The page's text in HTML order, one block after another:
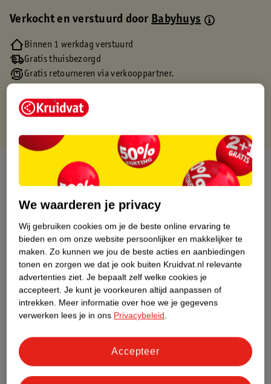
Verkocht en verstuurd doorBabyhuys
Binnen 1 werkdag verstuurd
Gratis thuisbezorgd
Gratis retourneren via verkooppartner.
Over dit product
Nature Impact Score
Dit product heeft (nog) geen Nature
Impact Score.
Meer informatie
We waarderen je privacy
Wij gebruiken cookies om je de beste online ervaring te
bieden en om onze website persoonlijker en makkelijker te
maken. Zo kunnen we jou de beste acties en aanbiedingen
tonen en zorgen we dat je ook buiten Kruidvat.nl relevante
advertenties ziet. Je bepaalt zelf welke cookies je
accepteert. Je kunt je voorkeuren altijd aanpassen of
intrekken. Meer informatie over hoe we je gegevens
verwerken lees je in ons Privacybeleid.
Accepteer